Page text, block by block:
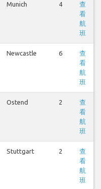
Munich 4
查
看
航
班
Newcastle 6
查
看
航
班
Ostend 2
查
看
航
班
Stuttgart 2
查
看
航
班